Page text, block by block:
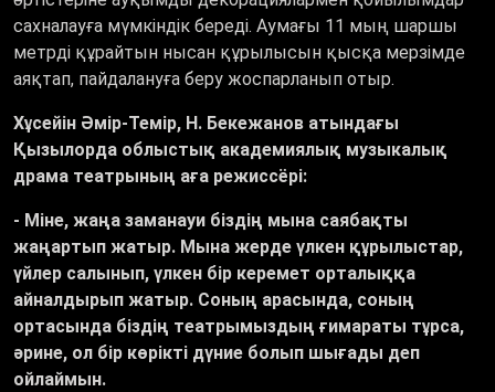
сахналауға мүмкіндік береді. Аумағы 11 мың шаршы
метрді құрайтын нысан құрылысын қысқа мерзімде
аяқтап, пайдалануға беру жоспарланып отыр.
Хұсейін Әмір-Темір, Н. Бекежанов атындағы
Қызылорда облыстық академиялық музыкалық
драма театрының аға режиссёрі:
- Міне, жаңа заманауи біздің мына саябақты
жаңартып жатыр. Мына жерде үлкен құрылыстар,
үйлер салынып, үлкен бір керемет орталыққа
айналдырып жатыр. Соның арасында, соның
ортасында біздің театрымыздың ғимараты тұрса,
әрине, ол бір көрікті дүние болып шығады деп
ойлаймын.